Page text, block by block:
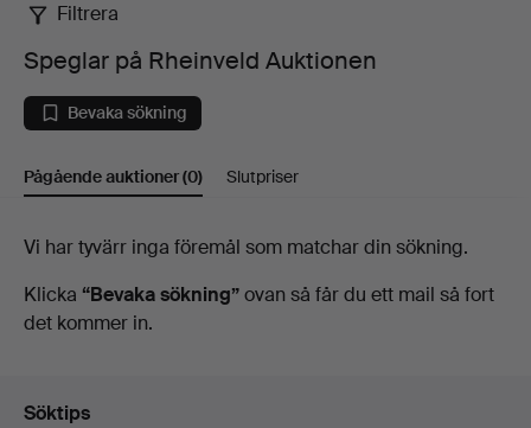
Speglar
på
Rheinveld
Auktionen
Filtrera
Speglar på Rheinveld Auktionen
Bevaka sökning
Pågående auktioner(0) Slutpriser
Pågående
auktioner
Vi har tyvärr inga föremål som matchar din sökning.
Klicka “Bevaka sökning”ovan så får du ett mail så fort
det kommer in.
Söktips